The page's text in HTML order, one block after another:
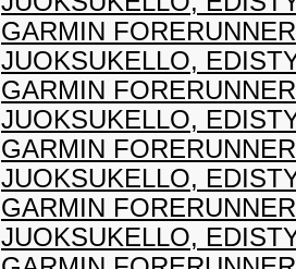
GARMIN
JUOKSUKELLO,
GARMIN
JUOKSUKELLO,
GARMIN
JUOKSUKELLO,
GARMIN
JUOKSUKELLO,